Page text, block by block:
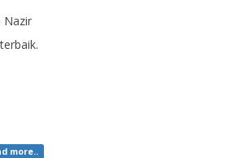
Nazir
more..